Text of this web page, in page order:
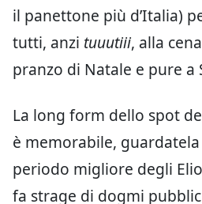
il panettone più d’Italia)
tutti, anzi tuuutiii, alla
pranzo di Natale e pure a
La long form dello spot
è memorabile,
periodo migliore degli
fa strage di dogmi